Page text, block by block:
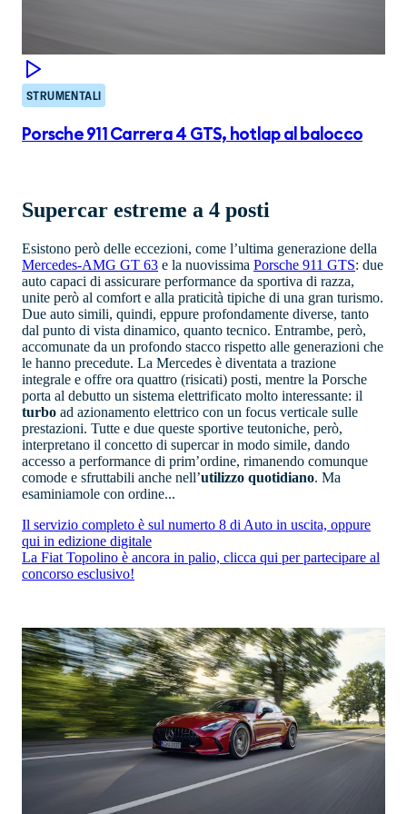
STRUMENTALI
Porsche 911 Carrera 4 GTS, hotlap al balocco
Supercar estreme a 4 posti
Esistono però delle eccezioni, come l’ultima generazione della
Mercedes-AMG GT 63 e la nuovissima Porsche 911 GTS: due
auto capaci di assicurare performance da sportiva di razza,
unite però al comfort e alla praticità tipiche di una gran turismo.
Due auto simili, quindi, eppure profondamente diverse, tanto
dal punto di vista dinamico, quanto tecnico. Entrambe, però,
accomunate da un profondo stacco rispetto alle generazioni che
le hanno precedute. La Mercedes è diventata a trazione
integrale e offre ora quattro (risicati) posti, mentre la Porsche
porta al debutto un sistema elettrificato molto interessante: il
turbo ad azionamento elettrico con un focus verticale sulle
prestazioni. Tutte e due queste sportive teutoniche, però,
interpretano il concetto di supercar in modo simile, dando
accesso a performance di prim’ordine, rimanendo comunque
comode e sfruttabili anche nell’utilizzo quotidiano. Ma
esaminiamole con ordine...
Il servizio completo è sul numerto 8 di Auto in uscita, oppure
qui in edizione digitale
La Fiat Topolino è ancora in palio, clicca qui per partecipare al
concorso esclusivo!